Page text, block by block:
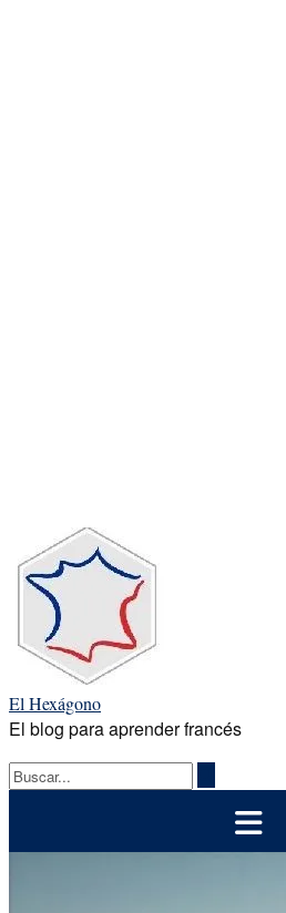
contenido
El Hexágono
El blog para aprender francés